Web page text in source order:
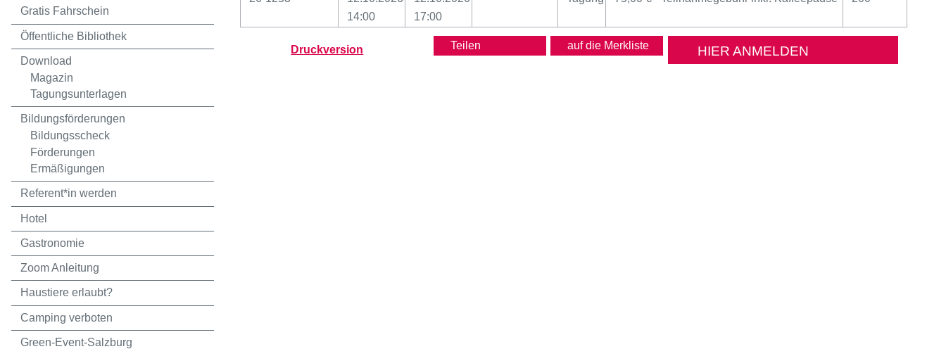
14:00
17:00
Druckversion Teilen HIER ANMELDEN
Gratis Fahrschein
Öffentliche Bibliothek
Download
Magazin
Tagungsunterlagen
Bildungsförderungen
Bildungsscheck
Förderungen
Ermäßigungen
Referent*in werden
Hotel
Gastronomie
Zoom Anleitung
Haustiere erlaubt?
Camping verboten
Green-Event-Salzburg